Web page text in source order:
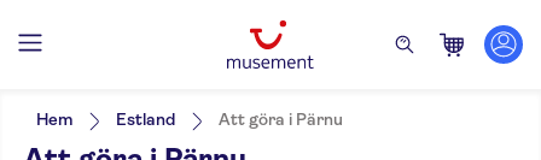
Filters
Alternativ
Gratis avbokning
Hem Estland Att göra i Pärnu